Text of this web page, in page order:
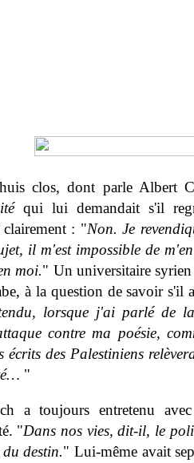
clos, dont parle Albert
qui lui demandait s'il
clairement : "Non. Je
il m'est impossible de
moi." Un universitaire
à la question de savoir
lorsque j'ai parlé de
contre ma poésie,
écrits des Palestiniens
"
a toujours entretenu
"Dans nos vies, dit-il, le
destin." Lui-même avait